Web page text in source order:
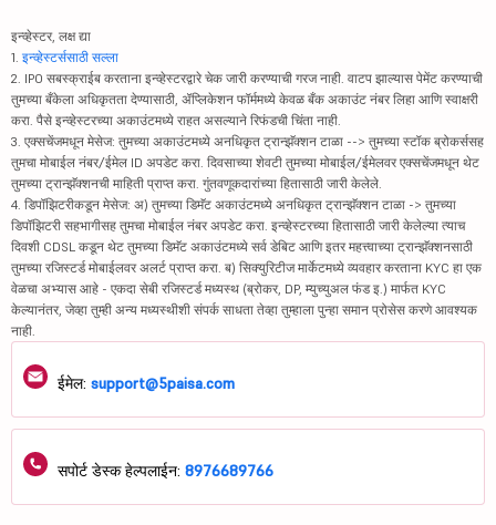
इन्व्हेस्टर, लक्ष द्या
1. इन्व्हेस्टर्ससाठी सल्ला
2. IPO सबस्क्राईब करताना इन्व्हेस्टरद्वारे चेक जारी करण्याची गरज नाही. वाटप झाल्यास पेमेंट करण्याची
तुमच्या बँकेला अधिकृतता देण्यासाठी, ॲप्लिकेशन फॉर्ममध्ये केवळ बँक अकाउंट नंबर लिहा आणि स्वाक्षरी
करा. पैसे इन्व्हेस्टरच्या अकाउंटमध्ये राहत असल्याने रिफंडची चिंता नाही.
3. एक्सचेंजमधून मेसेज: तुमच्या अकाउंटमध्ये अनधिकृत ट्रान्झॅक्शन टाळा --> तुमच्या स्टॉक ब्रोकर्ससह
तुमचा मोबाईल नंबर/ईमेल ID अपडेट करा. दिवसाच्या शेवटी तुमच्या मोबाईल/ईमेलवर एक्सचेंजमधून थेट
तुमच्या ट्रान्झॅक्शनची माहिती प्राप्त करा. गुंतवणूकदारांच्या हितासाठी जारी केलेले.
4. डिपॉझिटरीकडून मेसेज: अ) तुमच्या डिमॅट अकाउंटमध्ये अनधिकृत ट्रान्झॅक्शन टाळा -> तुमच्या
डिपॉझिटरी सहभागीसह तुमचा मोबाईल नंबर अपडेट करा. इन्व्हेस्टरच्या हितासाठी जारी केलेल्या त्याच
दिवशी CDSL कडून थेट तुमच्या डिमॅट अकाउंटमध्ये सर्व डेबिट आणि इतर महत्त्वाच्या ट्रान्झॅक्शनसाठी
तुमच्या रजिस्टर्ड मोबाईलवर अलर्ट प्राप्त करा. ब) सिक्युरिटीज मार्केटमध्ये व्यवहार करताना KYC हा एक
वेळचा अभ्यास आहे - एकदा सेबी रजिस्टर्ड मध्यस्थ (ब्रोकर, DP, म्युच्युअल फंड इ.) मार्फत KYC
केल्यानंतर, जेव्हा तुम्ही अन्य मध्यस्थीशी संपर्क साधता तेव्हा तुम्हाला पुन्हा समान प्रोसेस करणे आवश्यक
नाही.
ईमेल: support@5paisa.com
सपोर्ट डेस्क हेल्पलाईन: 8976689766